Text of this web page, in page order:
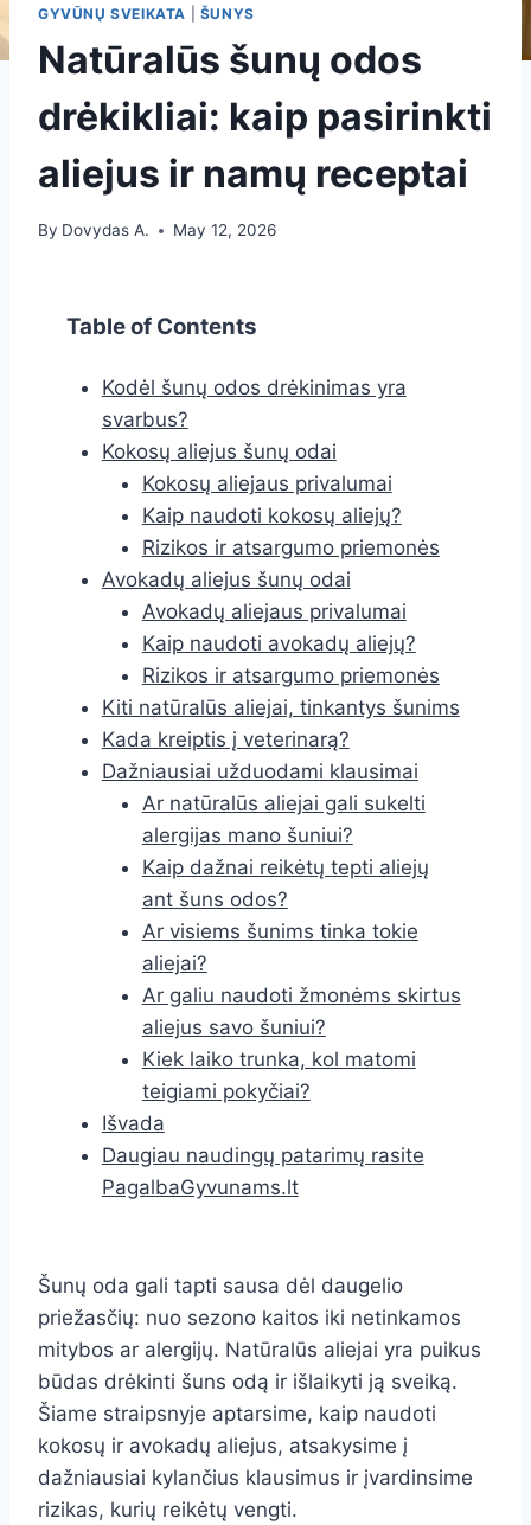
GYVŪNŲ SVEIKATA ŠUNYS
Natūralūs šunų odos
drėkikliai: kaip pasirinkti
aliejus ir namų receptai
By Dovydas A. May 12, 2026
Table of Contents
Kodėl šunų odos drėkinimas yra
svarbus?
Kokosų aliejus šunų odai
Kokosų aliejaus privalumai
Kaip naudoti kokosų aliejų?
Rizikos ir atsargumo priemonės
Avokadų aliejus šunų odai
Avokadų aliejaus privalumai
Kaip naudoti avokadų aliejų?
Rizikos ir atsargumo priemonės
Kiti natūralūs aliejai, tinkantys šunims
Kada kreiptis į veterinarą?
Dažniausiai užduodami klausimai
Ar natūralūs aliejai gali sukelti
alergijas mano šuniui?
Kaip dažnai reikėtų tepti aliejų
ant šuns odos?
Ar visiems šunims tinka tokie
aliejai?
Ar galiu naudoti žmonėms skirtus
aliejus savo šuniui?
Kiek laiko trunka, kol matomi
teigiami pokyčiai?
Išvada
Daugiau naudingų patarimų rasite
PagalbaGyvunams.lt
Šunų oda gali tapti sausa dėl daugelio
priežasčių: nuo sezono kaitos iki netinkamos
mitybos ar alergijų. Natūralūs aliejai yra puikus
būdas drėkinti šuns odą ir išlaikyti ją sveiką.
Šiame straipsnyje aptarsime, kaip naudoti
kokosų ir avokadų aliejus, atsakysime į
dažniausiai kylančius klausimus ir įvardinsime
rizikas, kurių reikėtų vengti.